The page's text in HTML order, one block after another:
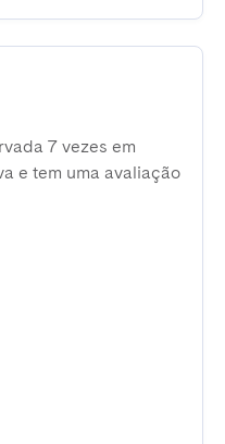
7 vezes em
e tem uma avaliação